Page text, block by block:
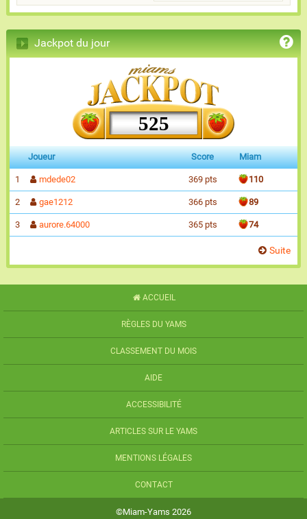
Jackpot du jour
525
Joueur Score Miam
1 mdede02 369 pts 110
2 gae1212 366 pts 89
3 aurore.64000 365 pts 74
Suite
ACCUEIL
RÈGLES DU YAMS
CLASSEMENT DU MOIS
AIDE
ACCESSIBILITÉ
ARTICLES SUR LE YAMS
MENTIONS LÉGALES
CONTACT
©Miam-Yams 2026